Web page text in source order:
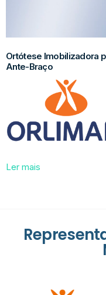
Ortótese Imobilizadora
Ante-Braço
Ler mais